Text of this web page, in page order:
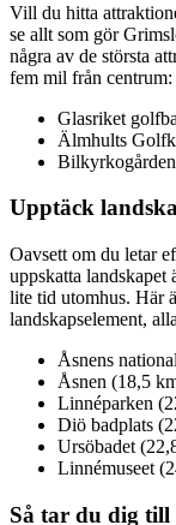
Vill du hitta
se allt som gör
några av de största
fem mil från centrum:
Glasriket
Älmhults
Upptäck
Oavsett om du letar
uppskatta landskapet
lite tid utomhus. Här
landskapselement,
Åsnens
Åsnen (18,5
Linnéparken
Diö badplats
Ursöbadet
Linnémuseet
Så tar du dig